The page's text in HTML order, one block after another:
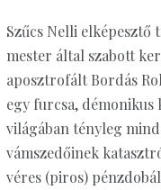
Szűcs Nelli
mester által szabott
aposztrofált Bordás
egy furcsa,
világában tényleg
vámszedőinek
véres (piros)